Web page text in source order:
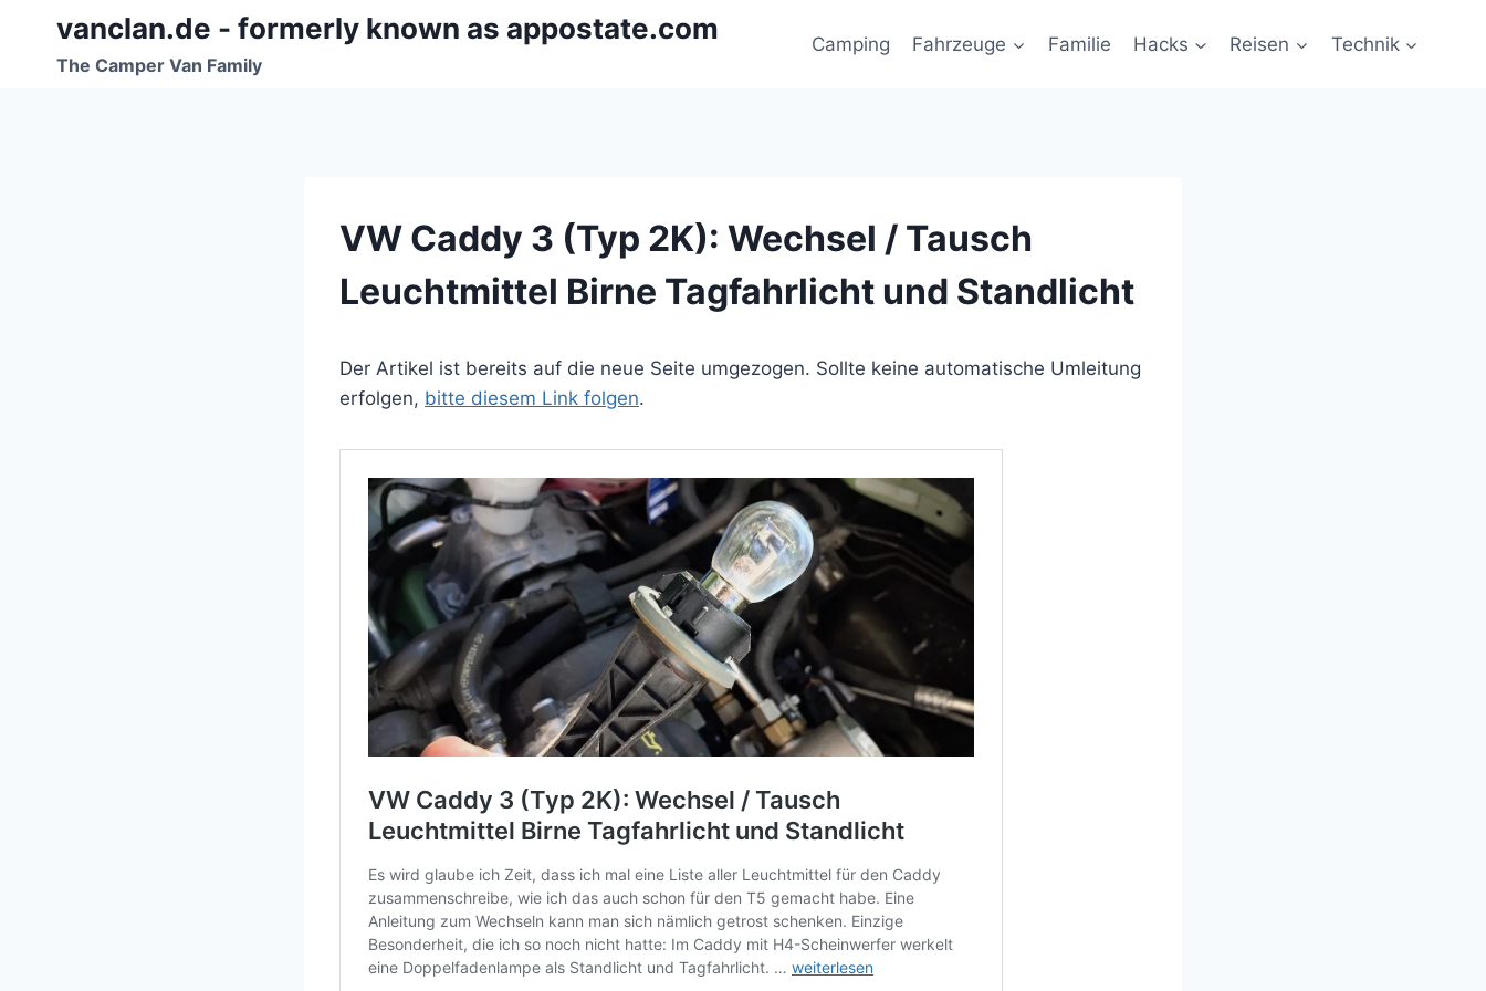
springen
vanclan.de - formerly known as appostate.com
The Camper Van Family
Camping Fahrzeuge Familie Hacks Reisen Technik
VW Caddy 3 (Typ 2K): Wechsel / Tausch
Leuchtmittel Birne Tagfahrlicht und Standlicht
Der Artikel ist bereits auf die neue Seite umgezogen. Sollte keine automatische Umleitung
erfolgen, bitte diesem Link folgen.